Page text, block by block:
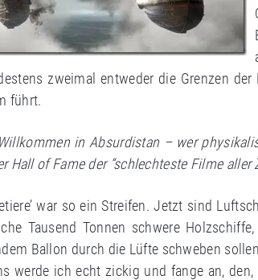
zweimal entweder die Grenzen
führt.
in Absurdistan – wer
Hall of Fame der “schlechteste Filme aller
war so ein Streifen. Jetzt sind
Tausend Tonnen schwere
Ballon durch die Lüfte schweben
werde ich echt zickig und fange an,